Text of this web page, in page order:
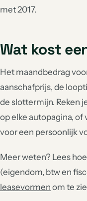
met 2017.
Wat kost
Het maandbedrag
aanschafprijs, de
de slottermijn. Reken
op elke autopagina,
voor een persoonlijk
Meer weten? Lees hoe
(eigendom, btw en
leasevormen om te